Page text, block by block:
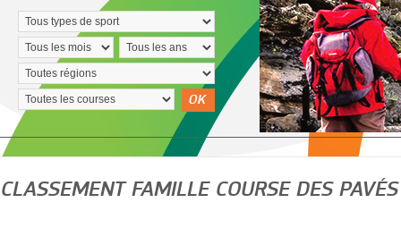
OK
CLASSEMENT FAMILLE COURSE DES PAVÉS